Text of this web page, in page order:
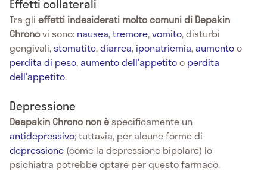
Effetti collaterali
Tra gli effetti indesiderati molto comuni di Depakin
Chronovi sono: nausea,tremore,vomito, disturbi
gengivali,stomatite,diarrea, iponatriemia,aumentoo
perdita di peso,aumento dell'appetitoo perdita
dell'appetito.
Depressione
Deapakin Chrono non è specificamente un
antidepressivo; tuttavia, per alcune forme di
depressione (come la depressione bipolare) lo
psichiatra potrebbe optare per questo farmaco.